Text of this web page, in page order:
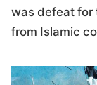
was defeat for
from Islamic